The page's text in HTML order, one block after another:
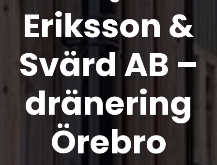
Eriksson &
Svärd AB –
dränering
Örebro